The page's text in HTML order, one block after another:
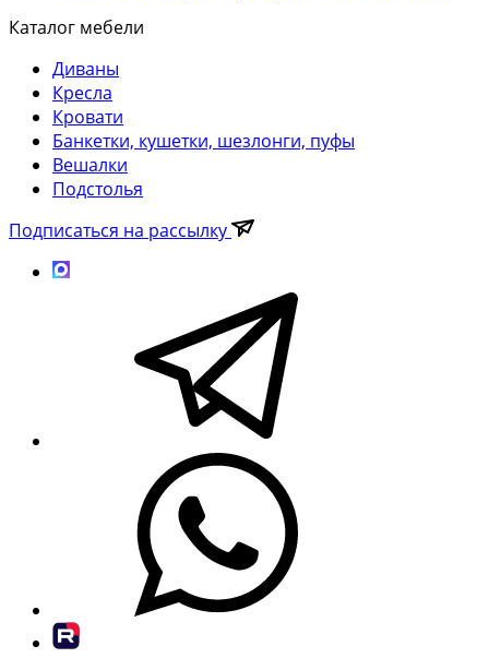
Каталог мебели
Диваны
Кресла
Кровати
Банкетки, кушетки, шезлонги, пуфы
Вешалки
Подстолья
Подписаться на рассылку